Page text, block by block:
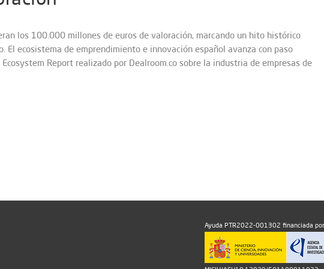
los 100.000 millones de euros de valoración, marcando un hito histórico
El ecosistema de emprendimiento e innovación español avanza con paso
Report realizado por Dealroom.co sobre la industria de empresas de
Ayuda PTR2022-001302 financiada